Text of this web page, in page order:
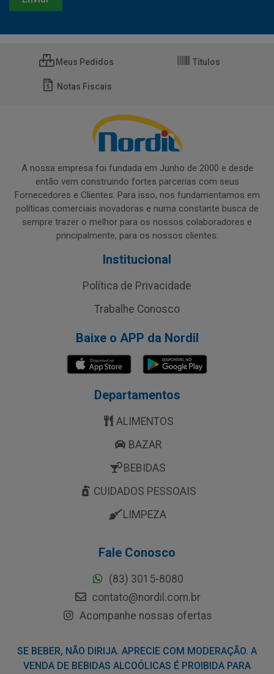
Meus Pedidos Títulos
Notas Fiscais
A nossa empresa foi fundada em Junho de 2000 e desde
então vem construindo fortes parcerias com seus
Fornecedores e Clientes. Para isso, nos fundamentamos em
políticas comerciais inovadoras e numa constante busca de
sempre trazer o melhor para os nossos colaboradores e
principalmente, para os nossos clientes.
Institucional
Política de Privacidade
Trabalhe Conosco
Baixe o APP da Nordil
Departamentos
ALIMENTOS
BAZAR
BEBIDAS
CUIDADOS PESSOAIS
LIMPEZA
Fale Conosco
(83) 3015-8080
contato@nordil.com.br
Acompanhe nossas ofertas
SE BEBER, NÃO DIRIJA. APRECIE COM MODERAÇÃO. A
VENDA DE BEBIDAS ALCOÓLICAS É PROIBIDA PARA